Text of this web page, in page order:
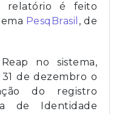
relatório é feito
PesqBrasil , de
no sistema,
de dezembro o
do registro
de Identidade